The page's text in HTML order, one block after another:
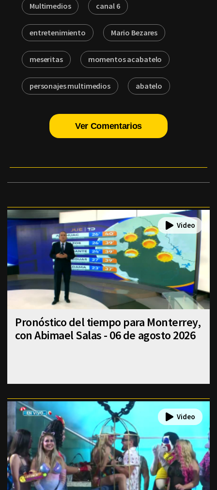
Multimedios canal 6
entretenimiento Mario Bezares
meseritas momentos acabatelo
personajes multimedios abatelo
Ver Comentarios
Pronóstico del tiempo para Monterrey,
con Abimael Salas - 06 de agosto 2026